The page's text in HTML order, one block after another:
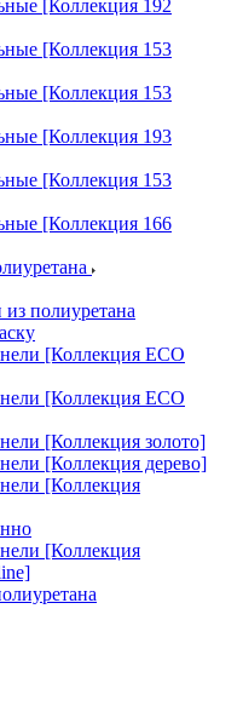
[Коллекция 192
[Коллекция 153
[Коллекция 153
[Коллекция 193
[Коллекция 153
[Коллекция 166
полиуретана
[Коллекция ECO
[Коллекция ECO
[Коллекция золото]
[Коллекция дерево]
[Коллекция
[Коллекция